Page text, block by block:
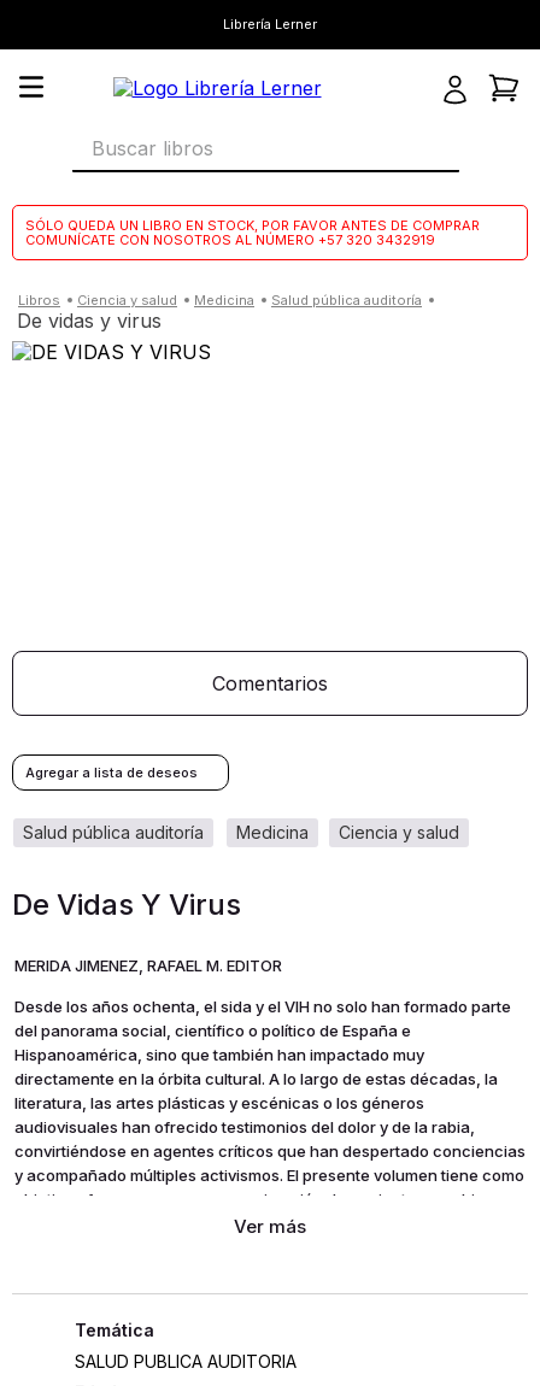
Librería Lerner
Buscar libros
SÓLO QUEDA UN LIBRO EN STOCK, POR FAVOR ANTES DE COMPRAR
COMUNÍCATE CON NOSOTROS AL NÚMERO +57 320 3432919
ciencia y salud medicina salud pública auditoría
de vidas y virus
Comentarios
ciencia y salud
medicina
salud pública auditoría
De Vidas Y Virus
MERIDA JIMENEZ, RAFAEL M. EDITOR
Desde los años ochenta, el sida y el VIH no solo han formado parte
del panorama social, científico o político de España e
Hispanoamérica, sino que también han impactado muy
directamente en la órbita cultural. A lo largo de estas décadas, la
literatura, las artes plásticas y escénicas o los géneros
audiovisuales han ofrecido testimonios del dolor y de la rabia,
convirtiéndose en agentes críticos que han despertado conciencias
y acompañado múltiples activismos. El presente volumen tiene como
objetivo ofrecer una nueva aproximación de conjunto que ubique
estos discursos y estas representaciones al tiempo que
SALUD PUBLICA AUDITORIA